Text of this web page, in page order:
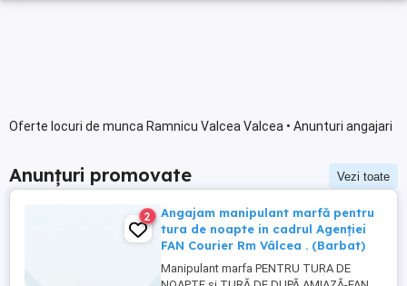
Oferte locuri de munca Ramnicu Valcea Valcea • Anunturi angajari
Anunțuri promovate Vezi toate
2
Angajam manipulant marfă pentru
tura de noapte in cadrul Agenției
FAN Courier Rm Vâlcea . (Barbat)
Manipulant marfa PENTRU TURA DE